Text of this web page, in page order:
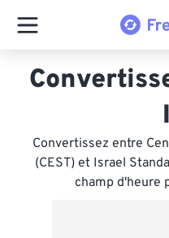
Convertissez entre
(CEST) et Israel
champ d'heure